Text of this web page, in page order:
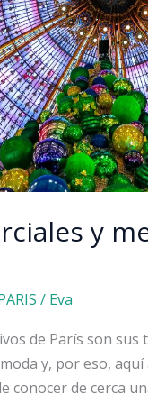
y
/ Eva
de París son sus
y, por eso,
conocer de cerca